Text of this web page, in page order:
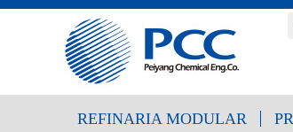
REFINARIA MODULAR